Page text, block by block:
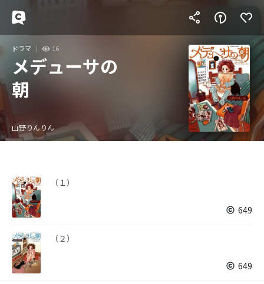
ドラマ 16
メデューサの
朝
山野りんりん
（１）
649
（２）
649